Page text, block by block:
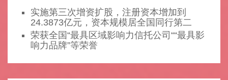
实施第三次增资扩股，注册资本增加到
24.3873亿元，资本规模居全国同行第二
荣获全国“最具区域影响力信托公司““最具影
响力品牌”等荣誉